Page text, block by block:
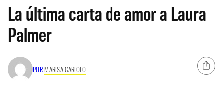
La última carta de amor a Laura
Palmer
POR MARISA CARIOLO